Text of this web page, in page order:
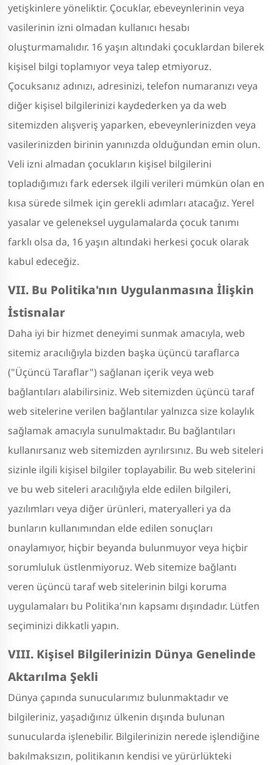
yetişkinlere yöneliktir. Çocuklar, ebeveynlerinin veya
vasilerinin izni olmadan kullanıcı hesabı
oluşturmamalıdır. 16 yaşın altındaki çocuklardan bilerek
kişisel bilgi toplamıyor veya talep etmiyoruz.
Çocuksanız adınızı, adresinizi, telefon numaranızı veya
diğer kişisel bilgilerinizi kaydederken ya da web
sitemizden alışveriş yaparken, ebeveynlerinizden veya
vasilerinizden birinin yanınızda olduğundan emin olun.
Veli izni almadan çocukların kişisel bilgilerini
topladığımızı fark edersek ilgili verileri mümkün olan en
kısa sürede silmek için gerekli adımları atacağız. Yerel
yasalar ve geleneksel uygulamalarda çocuk tanımı
farklı olsa da, 16 yaşın altındaki herkesi çocuk olarak
kabul edeceğiz.
VII. Bu Politika'nın Uygulanmasına İlişkin
İstisnalar
Daha iyi bir hizmet deneyimi sunmak amacıyla, web
sitemiz aracılığıyla bizden başka üçüncü taraflarca
("Üçüncü Taraflar") sağlanan içerik veya web
bağlantıları alabilirsiniz. Web sitemizden üçüncü taraf
web sitelerine verilen bağlantılar yalnızca size kolaylık
sağlamak amacıyla sunulmaktadır. Bu bağlantıları
kullanırsanız web sitemizden ayrılırsınız. Bu web siteleri
sizinle ilgili kişisel bilgiler toplayabilir. Bu web sitelerini
ve bu web siteleri aracılığıyla elde edilen bilgileri,
yazılımları veya diğer ürünleri, materyalleri ya da
bunların kullanımından elde edilen sonuçları
onaylamıyor, hiçbir beyanda bulunmuyor veya hiçbir
sorumluluk üstlenmiyoruz. Web sitemize bağlantı
veren üçüncü taraf web sitelerinin bilgi koruma
uygulamaları bu Politika'nın kapsamı dışındadır. Lütfen
seçiminizi dikkatli yapın.
VIII. Kişisel Bilgilerinizin Dünya Genelinde
Aktarılma Şekli
Dünya çapında sunucularımız bulunmaktadır ve
bilgileriniz, yaşadığınız ülkenin dışında bulunan
sunucularda işlenebilir. Bilgilerinizin nerede işlendiğine
bakılmaksızın, politikanın kendisi ve yürürlükteki